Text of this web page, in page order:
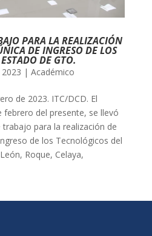
PARA LA REALIZACIÓN
DE INGRESO DE LOS
DE GTO.
| Académico
de 2023. ITC/DCD. El
febrero del presente, se llevó
trabajo para la realización de
de los Tecnológicos del
Roque, Celaya,